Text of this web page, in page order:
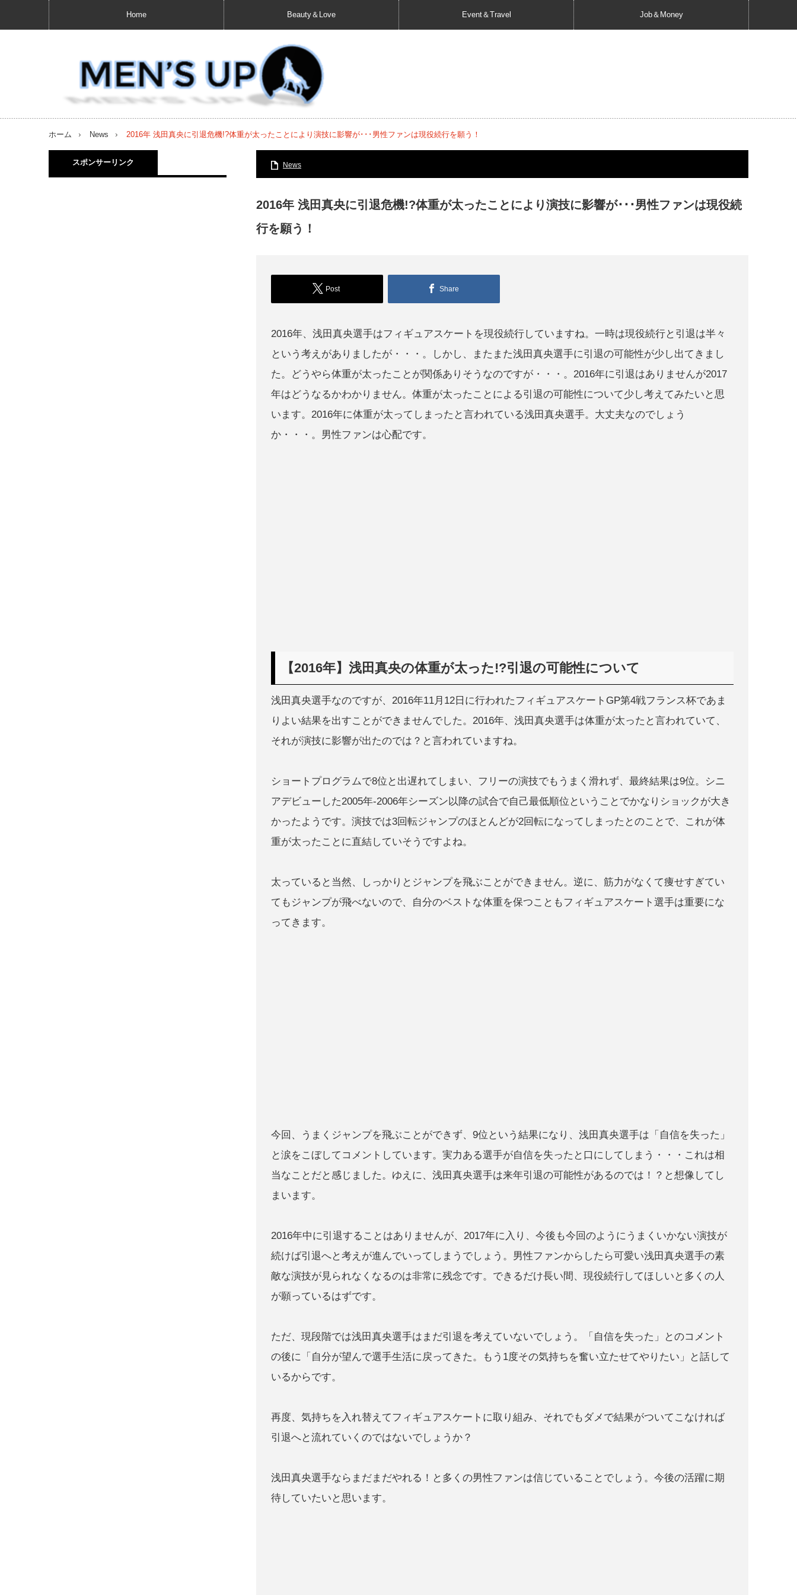
Home Beauty＆Love Event＆Travel Job＆Money
ホーム News 2016年 浅田真央に引退危機!?体重が太ったことにより演技に影響が･･･男性ファンは現役続行を願う！
News
2016年 浅田真央に引退危機!?体重が太ったことにより演技に影響が･･･男性ファンは現役続
行を願う！
Post Share
2016年、浅田真央選手はフィギュアスケートを現役続行していますね。一時は現役続行と引退は半々
という考えがありましたが・・・。しかし、またまた浅田真央選手に引退の可能性が少し出てきまし
た。どうやら体重が太ったことが関係ありそうなのですが・・・。2016年に引退はありませんが2017
年はどうなるかわかりません。体重が太ったことによる引退の可能性について少し考えてみたいと思
います。2016年に体重が太ってしまったと言われている浅田真央選手。大丈夫なのでしょう
か・・・。男性ファンは心配です。
【2016年】浅田真央の体重が太った!?引退の可能性について
浅田真央選手なのですが、2016年11月12日に行われたフィギュアスケートGP第4戦フランス杯であま
りよい結果を出すことができませんでした。2016年、浅田真央選手は体重が太ったと言われていて、
それが演技に影響が出たのでは？と言われていますね。
ショートプログラムで8位と出遅れてしまい、フリーの演技でもうまく滑れず、最終結果は9位。シニ
アデビューした2005年-2006年シーズン以降の試合で自己最低順位ということでかなりショックが大き
かったようです。演技では3回転ジャンプのほとんどが2回転になってしまったとのことで、これが体
重が太ったことに直結していそうですよね。
太っていると当然、しっかりとジャンプを飛ぶことができません。逆に、筋力がなくて痩せすぎてい
てもジャンプが飛べないので、自分のベストな体重を保つこともフィギュアスケート選手は重要にな
ってきます。
今回、うまくジャンプを飛ぶことができず、9位という結果になり、浅田真央選手は「自信を失った」
と涙をこぼしてコメントしています。実力ある選手が自信を失ったと口にしてしまう・・・これは相
当なことだと感じました。ゆえに、浅田真央選手は来年引退の可能性があるのでは！？と想像してし
まいます。
2016年中に引退することはありませんが、2017年に入り、今後も今回のようにうまくいかない演技が
続けば引退へと考えが進んでいってしまうでしょう。男性ファンからしたら可愛い浅田真央選手の素
敵な演技が見られなくなるのは非常に残念です。できるだけ長い間、現役続行してほしいと多くの人
が願っているはずです。
ただ、現段階では浅田真央選手はまだ引退を考えていないでしょう。「自信を失った」とのコメント
の後に「自分が望んで選手生活に戻ってきた。もう1度その気持ちを奮い立たせてやりたい」と話して
いるからです。
再度、気持ちを入れ替えてフィギュアスケートに取り組み、それでもダメで結果がついてこなければ
引退へと流れていくのではないでしょうか？
浅田真央選手ならまだまだやれる！と多くの男性ファンは信じていることでしょう。今後の活躍に期
待していたいと思います。
スポンサーリンク